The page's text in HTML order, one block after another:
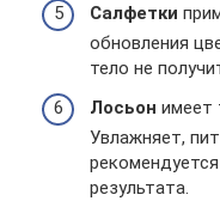
Салфетки
обновления
тело не
Лосьон имеет
Увлажняет,
результата.